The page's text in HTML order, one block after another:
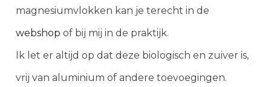
magnesiumvlokken kan je terecht in de
webshop of bij mij in de praktijk.
Ik let er altijd op dat deze biologisch en zuiver is,
vrij van aluminium of andere toevoegingen.